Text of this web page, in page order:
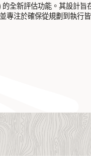
全新評估功能。其設計旨
專注於確保從規劃到執行